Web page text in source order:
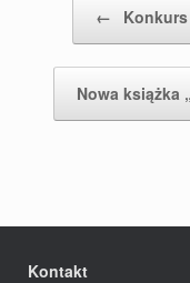
←
Nowa książka
Kontakt